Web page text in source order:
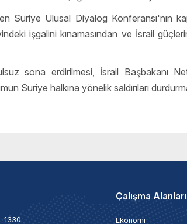
Suriye Ulusal Diyalog Konferansı'nın
işgalini kınamasından ve İsrail
sona erdirilmesi, İsrail Başbakanı
Suriye halkına yönelik saldırıları
1330.
Çalışma Alanları
Ekonomi